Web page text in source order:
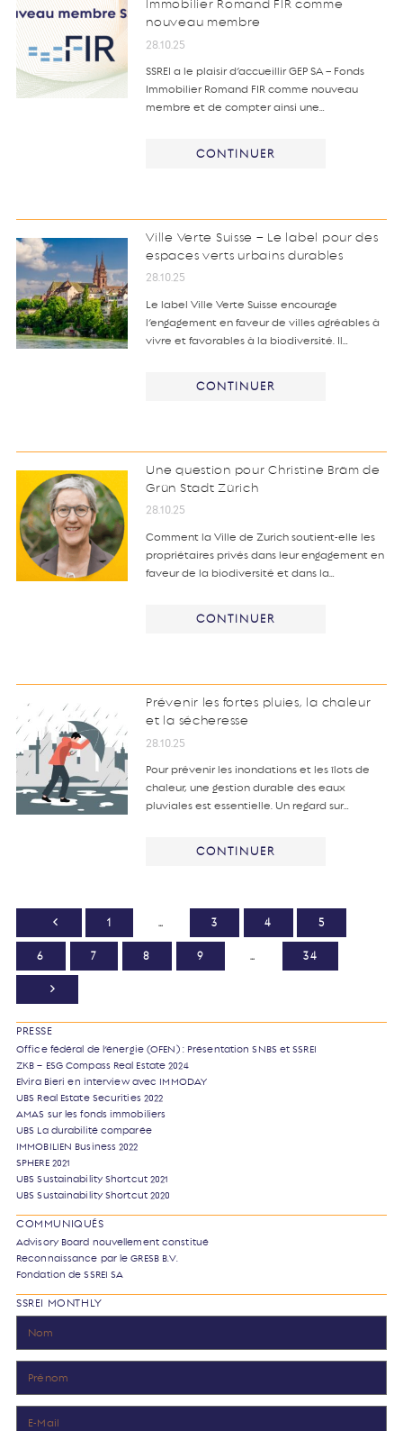
Immobilier Romand FIR comme
nouveau membre
28.10.25
SSREI a le plaisir d’accueillir GEP SA – Fonds
Immobilier Romand FIR comme nouveau
membre et de compter ainsi une…
CONTINUER
Ville Verte Suisse – Le label pour des
espaces verts urbains durables
28.10.25
Le label Ville Verte Suisse encourage
l’engagement en faveur de villes agréables à
vivre et favorables à la biodiversité. Il…
CONTINUER
Une question pour Christine Bräm de
Grün Stadt Zürich
28.10.25
Comment la Ville de Zurich soutient-elle les
propriétaires privés dans leur engagement en
faveur de la biodiversité et dans la…
CONTINUER
Prévenir les fortes pluies, la chaleur
et la sécheresse
28.10.25
Pour prévenir les inondations et les îlots de
chaleur, une gestion durable des eaux
pluviales est essentielle. Un regard sur…
CONTINUER
1 … 3 4 5
6 7 8 9 … 34
PRESSE
Office fédéral de l’énergie (OFEN) : Présentation SNBS et SSREI
ZKB – ESG Compass Real Estate 2024
Elvira Bieri en interview avec IMMODAY
UBS Real Estate Securities 2022
AMAS sur les fonds immobiliers
UBS La durabilité comparée
IMMOBILIEN Business 2022
SPHERE 2021
UBS Sustainability Shortcut 2021
UBS Sustainability Shortcut 2020
COMMUNIQUÉS
Advisory Board nouvellement constitué
Reconnaissance par le GRESB B.V.
Fondation de SSREI SA
SSREI MONTHLY